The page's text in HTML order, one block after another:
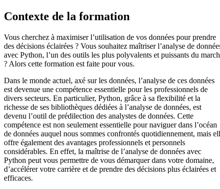
Contexte de la formation
Vous cherchez à maximiser l’utilisation de vos données pour prendre
des décisions éclairées ? Vous souhaitez maîtriser l’analyse de
avec Python, l’un des outils les plus polyvalents et puissants du
? Alors cette formation est faite pour vous.
Dans le monde actuel, axé sur les données, l’analyse de ces données
est devenue une compétence essentielle pour les professionnels de
divers secteurs. En particulier, Python, grâce à sa flexibilité et la
richesse de ses bibliothèques dédiées à l’analyse de données, est
devenu l’outil de prédilection des analystes de données. Cette
compétence est non seulement essentielle pour naviguer dans l’océan
de données auquel nous sommes confrontés quotidiennement, mais
offre également des avantages professionnels et personnels
considérables. En effet, la maîtrise de l’analyse de données avec
Python peut vous permettre de vous démarquer dans votre domaine,
d’accélérer votre carrière et de prendre des décisions plus éclairées et
efficaces.